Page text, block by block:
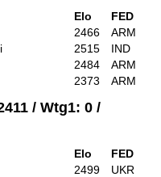
Elo
FED
2466
ARM
2515
IND
2484
ARM
2373 ARM
/ Wtg1: 0 /
Elo
FED
2499
UKR